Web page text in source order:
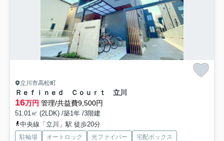
立川市高松町
Ｒｅｆｉｎｅｄ Ｃｏｕｒｔ 立川
16万円 管理/共益費9,500円
51.01㎡ (2LDK) /築1年 /3階建
中央線「立川」駅 徒歩20分
駐輪場 オートロック 光ファイバー
宅配ボックス